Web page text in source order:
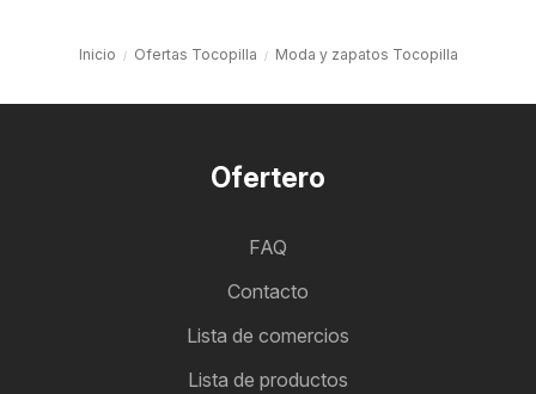
Inicio Ofertas Tocopilla Moda y zapatos Tocopilla
Ofertero
FAQ
Contacto
Lista de comercios
Lista de productos